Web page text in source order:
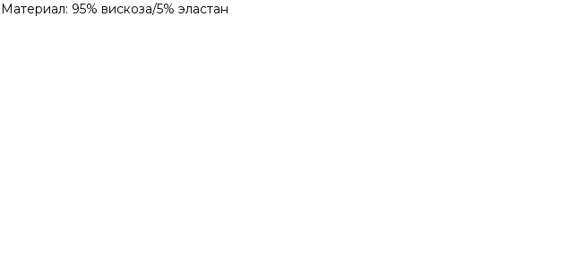
Материал: 95% вискоза/5% эластан